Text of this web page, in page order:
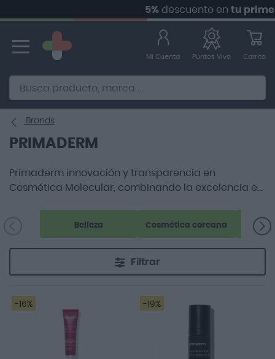
descuento entu primer
contenido
Alternative to Doofinder Ecommerce Search
Mi Cuenta Puntos Vivo Carrito
Brands
PRIMADERM
Primaderm innovación y transparencia en
Cosmética Molecular, combinando la excelencia en
Belleza Cosmética coreana
Filtrar
-16% -19%